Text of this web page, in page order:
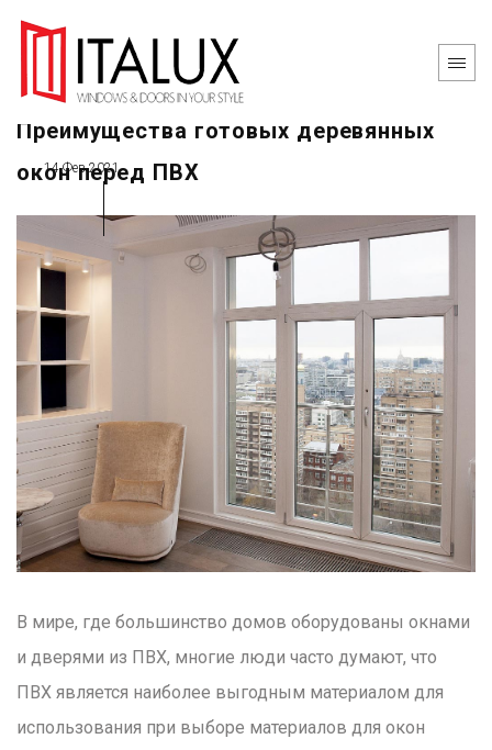
Преимущества готовых деревянных
окон перед ПВХ
14 Фев 2021
В мире, где большинство домов оборудованы окнами
и дверями из ПВХ, многие люди часто думают, что
ПВХ является наиболее выгодным материалом для
использования при выборе материалов для окон